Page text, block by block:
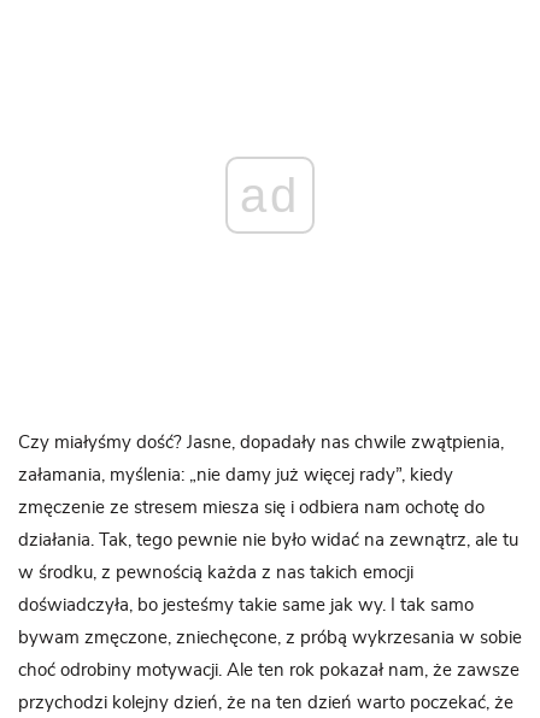
ad
Czy miałyśmy dość? Jasne, dopadały nas chwile zwątpienia,
załamania, myślenia: „nie damy już więcej rady”, kiedy
zmęczenie ze stresem miesza się i odbiera nam ochotę do
działania. Tak, tego pewnie nie było widać na zewnątrz, ale tu
w środku, z pewnością każda z nas takich emocji
doświadczyła, bo jesteśmy takie same jak wy. I tak samo
bywam zmęczone, zniechęcone, z próbą wykrzesania w sobie
choć odrobiny motywacji. Ale ten rok pokazał nam, że zawsze
przychodzi kolejny dzień, że na ten dzień warto poczekać, że